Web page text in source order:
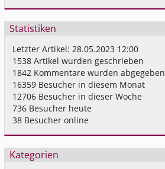
Statistiken
Letzter Artikel:28.05.2023 12:00
1538 Artikel wurden geschrieben
1842 Kommentare wurden abgegeben
16359 Besucher in diesem Monat
12706 Besucher in dieser Woche
736 Besucher heute
38 Besucher online
Kategorien